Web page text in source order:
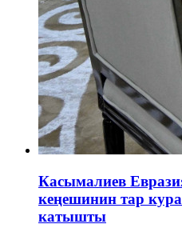
Касымалиев
кеңешинин тар
катышты